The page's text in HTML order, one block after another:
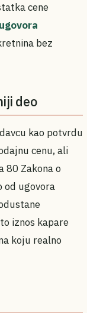
cene
bez
deo
kao potvrdu
cenu, ali
80 Zakona o
od ugovora
iznos kapare
koju realno